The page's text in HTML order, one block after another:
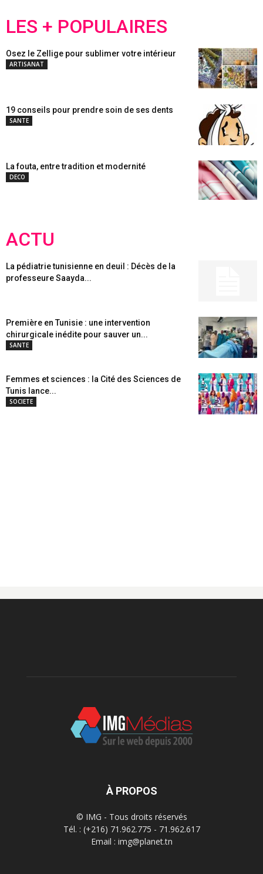
LES + POPULAIRES
Osez le Zellige pour sublimer votre intérieur
ARTISANAT
19 conseils pour prendre soin de ses dents
SANTE
La fouta, entre tradition et modernité
DECO
ACTU
La pédiatrie tunisienne en deuil : Décès de la
professeure Saayda...
Première en Tunisie : une intervention
chirurgicale inédite pour sauver un...
SANTE
Femmes et sciences : la Cité des Sciences de
Tunis lance...
SOCIETE
À PROPOS
© IMG - Tous droits réservés
Tél. : (+216) 71.962.775 - 71.962.617
Email : img@planet.tn